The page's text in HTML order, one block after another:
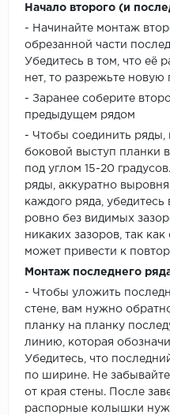
Начало второго (и
- Начинайте монтаж
обрезанной части
Убедитесь в том, что её
нет, то разрежьте новую
- Заранее соберите
предыдущем рядом
- Чтобы соединить ряды,
боковой выступ планки
под углом 15-20
ряды, аккуратно
каждого ряда,
ровно без видимых
никаких зазоров, так
может привести к
Монтаж последнего
- Чтобы уложить
стене, вам нужно
планку на планку
линию, которая
Убедитесь, что
по ширине. Не
от края стены. После
распорные колышки